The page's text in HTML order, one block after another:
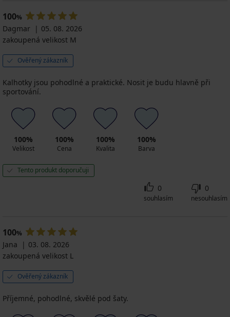
100%
Dagmar
05. 08. 2026
zakoupená velikost M
Ověřený zákazník
Kalhotky jsou pohodlné a praktické. Nosit je budu hlavně při
sportování.
100%
Velikost
100%
Cena
100%
Kvalita
100%
Barva
Tento produkt doporučuji
0
souhlasím
0
nesouhlasím
100%
Jana
03. 08. 2026
zakoupená velikost L
Ověřený zákazník
Příjemné, pohodlné, skvělé pod šaty.